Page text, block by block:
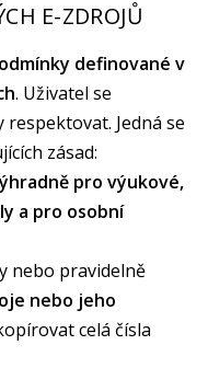
E-ZDROJŮ
definované v
. Uživatel se
Jedná se
zásad:
pro výukové,
a pro osobní
nebo pravidelně
nebo jeho
celá čísla